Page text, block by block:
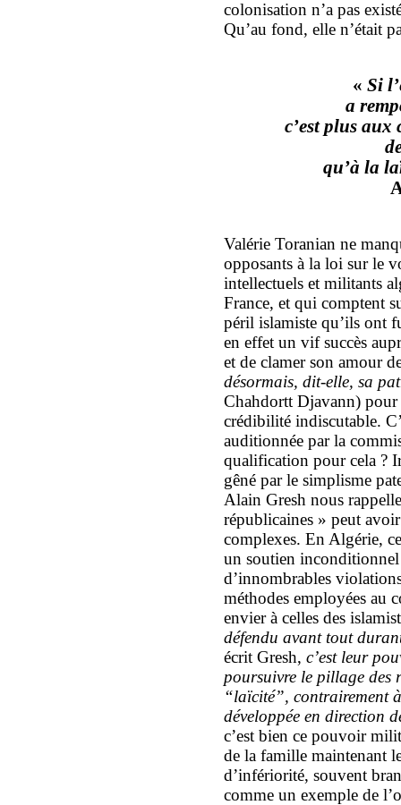
colonisation n’a pas
Qu’au fond, elle n’était
« Si
a
c’est plus aux
qu’à la
Valérie Toranian ne
opposants à la loi sur le
intellectuels et militants
France, et qui comptent
péril islamiste qu’ils ont
en effet un vif succès
et de clamer son amour
désormais, dit-elle, sa
Chahdortt Djavann) pour
crédibilité indiscutable.
auditionnée par la
qualification pour cela ?
gêné par le simplisme
Alain Gresh nous
républicaines » peut
complexes. En Algérie,
un soutien
d’innombrables
méthodes employées au
envier à celles des
défendu avant tout
écrit Gresh, c’est leur
poursuivre le pillage des
“laïcité”, contrairement
développée en direction
c’est bien ce pouvoir
de la famille maintenant
d’infériorité, souvent
comme un exemple de